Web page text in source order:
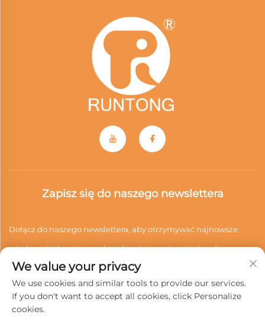
Zapisz się do naszego newslettera
Dołącz do naszego newslettera, aby otrzymywać najnowsze
wiadomości branżowe, aktualizacje i spostrzeżenia od naszego
zespołu.
We value your privacy
We use cookies and similar tools to provide our services.
If you don't want to accept all cookies, click Personalize
cookies.